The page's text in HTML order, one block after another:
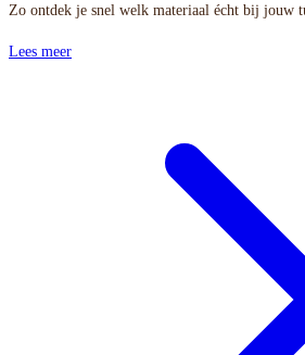
Zo ontdek je snel welk materiaal écht bij jouw
Lees meer